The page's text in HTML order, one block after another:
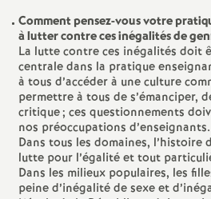
Comment pensez-vous votre
à lutter contre ces inégalités de
La lutte contre ces inégalités doit
centrale dans la pratique
à tous d’accéder à une culture
permettre à tous de s’émanciper,
critique; ces questionnements
nos préoccupations d’enseignants.
Dans tous les domaines, l’histoire
lutte pour l’égalité et tout
Dans les milieux populaires, les
peine d’inégalité de sexe et